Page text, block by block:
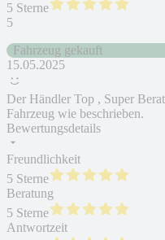
5 Sterne
5
Fahrzeug gekauft
15.05.2025
Der Händler Top , Super
Fahrzeug wie beschrieben.
Bewertungsdetails
Freundlichkeit
5 Sterne
Beratung
5 Sterne
Antwortzeit